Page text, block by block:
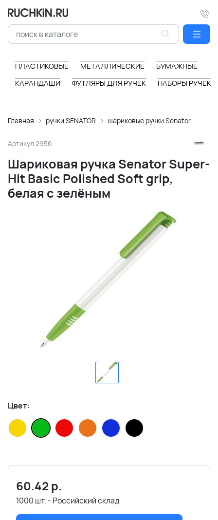
ПЛАСТИКОВЫЕ МЕТАЛЛИЧЕСКИЕ
БУМАЖНЫЕ
КАРАНДАШИ
ФУТЛЯРЫ ДЛЯ РУЧЕК НАБОРЫ РУЧЕК
Главная ручки SENATOR шариковые ручки Senator
Артикул 2956
Шариковая ручка Senator Super-
Hit Basic Polished Soft grip,
белая с зелёным
Цвет:
60.42 р.
1000 шт. - Российский склад